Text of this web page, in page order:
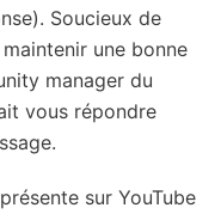
Soucieux de
une bonne
manager du
vous répondre
sur YouTube